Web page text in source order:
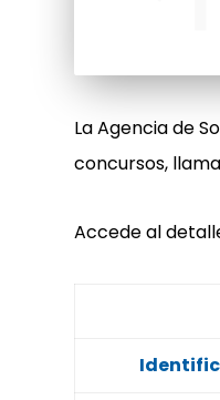
La Agencia de
concursos,
Accede al